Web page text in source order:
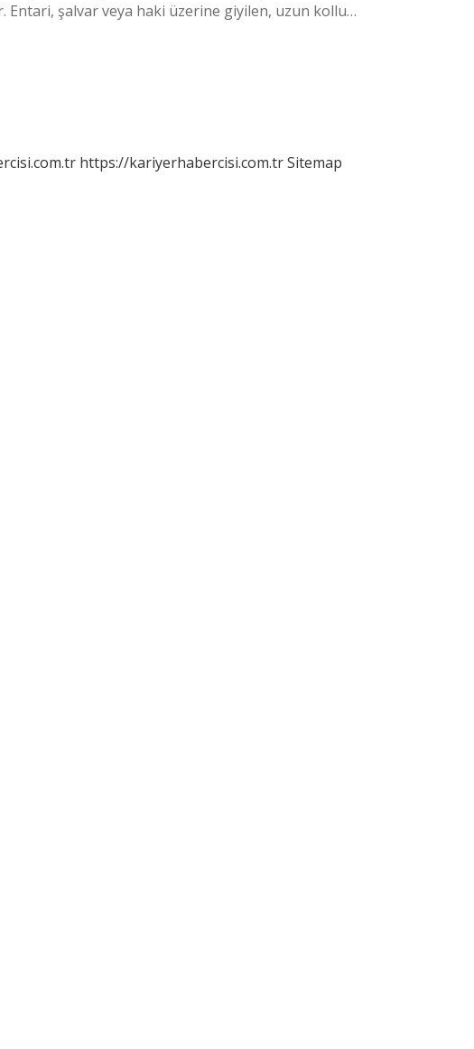
Entari, şalvar veya haki üzerine giyilen, uzun kollu…
https://kariyerhabercisi.com.trSitemap